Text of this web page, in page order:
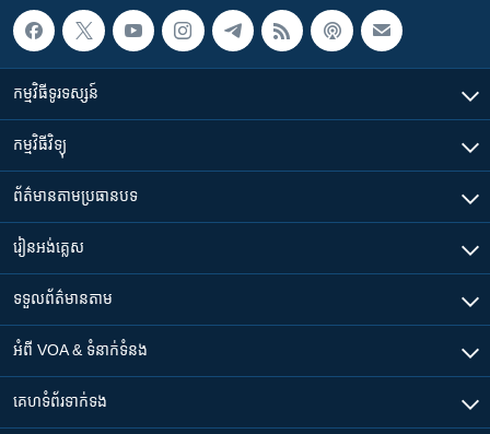
កម្មវិធី​ទូរទស្សន៍
កម្មវិធី​វិទ្យុ
ព័ត៌មាន​តាមប្រធានបទ​
រៀន​​អង់គ្លេស
ទទួល​ព័ត៌មាន​តាម
អំពី​ VOA & ទំនាក់ទំនង
គេហទំព័រ​​ទាក់ទង